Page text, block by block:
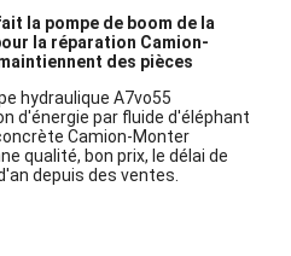
la pompe de boom de la
la réparation Camion-
des pièces
hydraulique A7vo55
d'énergie par fluide d'éléphant
Camion-Monter
qualité, bon prix, le délai de
depuis des ventes.